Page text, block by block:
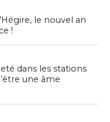
le nouvel an
!
dans les stations
une âme